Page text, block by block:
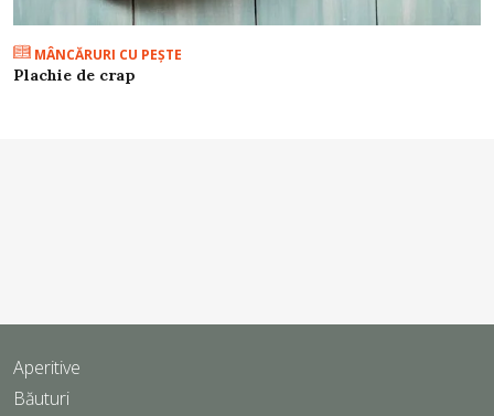
MÂNCĂRURI CU PEŞTE
Plachie de crap
Aperitive
Băuturi